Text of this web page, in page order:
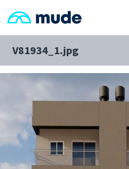
V81934_1.jpg